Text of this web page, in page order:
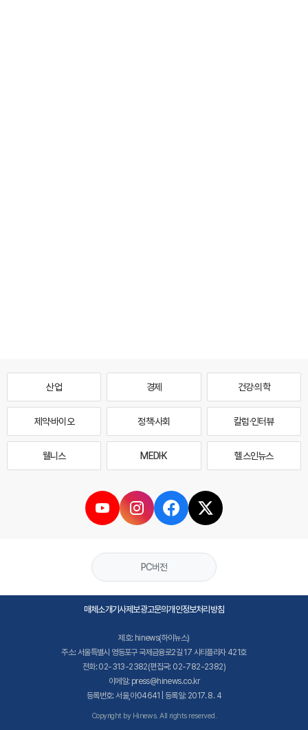
산업 경제 건강·의학
제약·바이오 정책·사회 칼럼·인터뷰
웰니스 MEDI·K 헬스인뉴스
PC버전
매체소개기사제보광고문의개인정보처리방침
제호: hinews(하이뉴스)
주소: 서울특별시 영등포구 국제금융로2길 17 시티플라자 421호
전화: 02-313-2382(편집국: 02-782-2382)
이메일: press@hinews.co.kr
등록번호: 서울,아04641 | 등록일: 2017. 8. 4
Copyright by Hinews. All rights reserved.